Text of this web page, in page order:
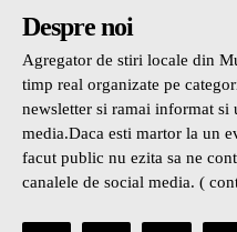
Despre noi
Agregator de stiri locale din
timp real organizate pe
newsletter si ramai informat si
media.Daca esti martor la un
facut public nu ezita sa ne
canalele de social media. (